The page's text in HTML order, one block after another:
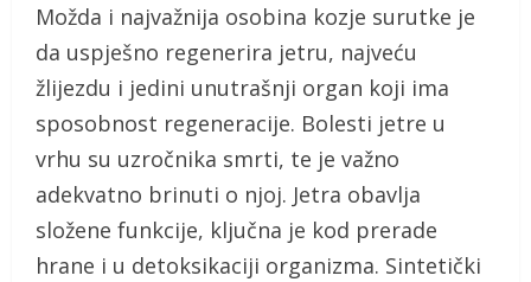
Možda i najvažnija osobina kozje surutke je
da uspješno regenerira jetru, najveću
žlijezdu i jedini unutrašnji organ koji ima
sposobnost regeneracije. Bolesti jetre u
vrhu su uzročnika smrti, te je važno
adekvatno brinuti o njoj. Jetra obavlja
složene funkcije, ključna je kod prerade
hrane i u detoksikaciji organizma. Sintetički